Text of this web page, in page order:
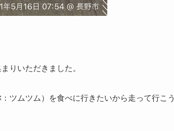
りいただきました。
ツムツム）を食べに行きたいから走って行こう